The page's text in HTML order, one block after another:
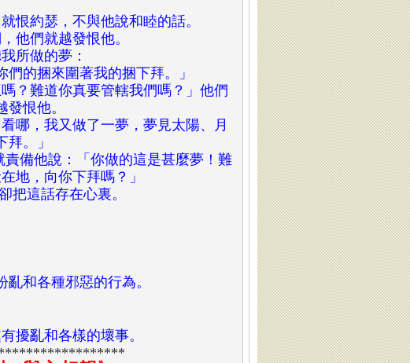
恨約瑟，不與他說和睦的話。
他們就越發恨他。
所做的夢：
的捆來圍著我的捆下拜。」
？難道你真要管轄我們嗎？」他們
恨他。
哪，我又做了一夢，夢見太陽、月
。」
備他說：「你做的這是甚麼夢！難
地，向你下拜嗎？」
把這話存在心裏。
和各種邪惡的行為。
擾亂和各樣的壞事。